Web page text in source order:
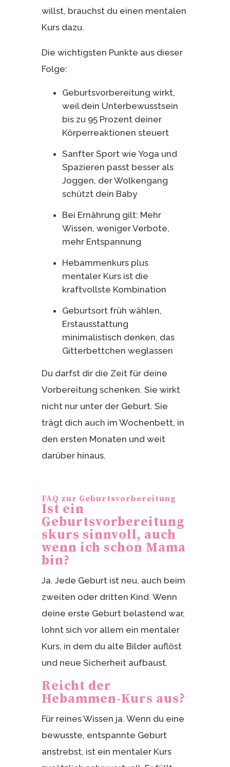
willst, brauchst du einen mentalen
Kurs dazu.
Die wichtigsten Punkte aus dieser
Folge:
Geburtsvorbereitung wirkt,
weil dein Unterbewusstsein
bis zu 95 Prozent deiner
Körperreaktionen steuert
Sanfter Sport wie Yoga und
Spazieren passt besser als
Joggen, der Wolkengang
schützt dein Baby
Bei Ernährung gilt: Mehr
Wissen, weniger Verbote,
mehr Entspannung
Hebammenkurs plus
mentaler Kurs ist die
kraftvollste Kombination
Geburtsort früh wählen,
Erstausstattung
minimalistisch denken, das
Gitterbettchen weglassen
Du darfst dir die Zeit für deine
Vorbereitung schenken. Sie wirkt
nicht nur unter der Geburt. Sie
trägt dich auch im Wochenbett, in
den ersten Monaten und weit
darüber hinaus.
FAQ zur Geburtsvorbereitung
Ist ein
Geburtsvorbereitung
skurs sinnvoll, auch
wenn ich schon Mama
bin?
Ja. Jede Geburt ist neu, auch beim
zweiten oder dritten Kind. Wenn
deine erste Geburt belastend war,
lohnt sich vor allem ein mentaler
Kurs, in dem du alte Bilder auflöst
und neue Sicherheit aufbaust.
Reicht der
Hebammen-Kurs aus?
Für reines Wissen ja. Wenn du eine
bewusste, entspannte Geburt
anstrebst, ist ein mentaler Kurs